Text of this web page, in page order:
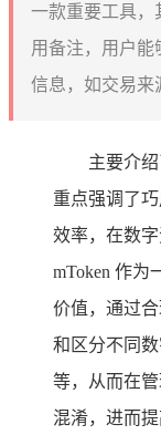
一款重要工具，
用备注，用户
信息，如交易来
主要介
重点强调了
效率，在数
mToken 作为
价值，通过
和区分不同
等，从而在
混淆，进而